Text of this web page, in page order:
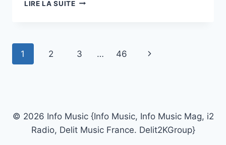
LIRE LA SUITE
PERCEPTION
DON’T
SAY »
Navigation
1 2 3 … 46
Page
© 2026 Info Music {Info Music, Info Music Mag, i2
Radio, Delit Music France. Delit2KGroup}